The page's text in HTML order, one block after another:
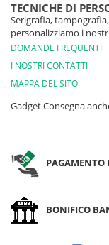
TECNICHE DI
Serigrafia,
personalizziamo i
DOMANDE FREQUENTI
I NOSTRI CONTATTI
MAPPA DEL SITO
Gadget Consegna
PAGAMENTO
BONIFICO